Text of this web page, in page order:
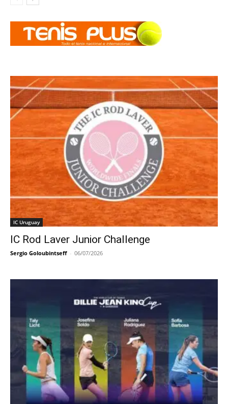
IC Uruguay
IC Rod Laver Junior Challenge
Sergio Goloubintseff - 06/07/2026